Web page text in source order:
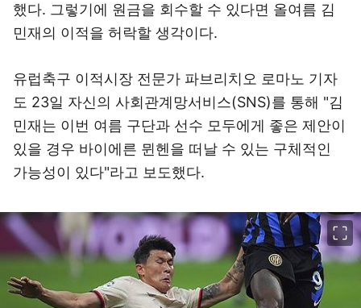
했다. 그렇기에 원금을 회수할 수 있다면 올여름 김
민재의 이적을 허락할 생각이다.
유럽축구 이적시장 전문가 파브리치오 로마노 기자
도 23일 자신의 사회관계망서비스(SNS)를 통해 "김
민재는 이번 여름 구단과 선수 모두에게 좋은 제안이
있을 경우 바이에른 뮌헨을 떠날 수 있는 구체적인
가능성이 있다"라고 보도했다.